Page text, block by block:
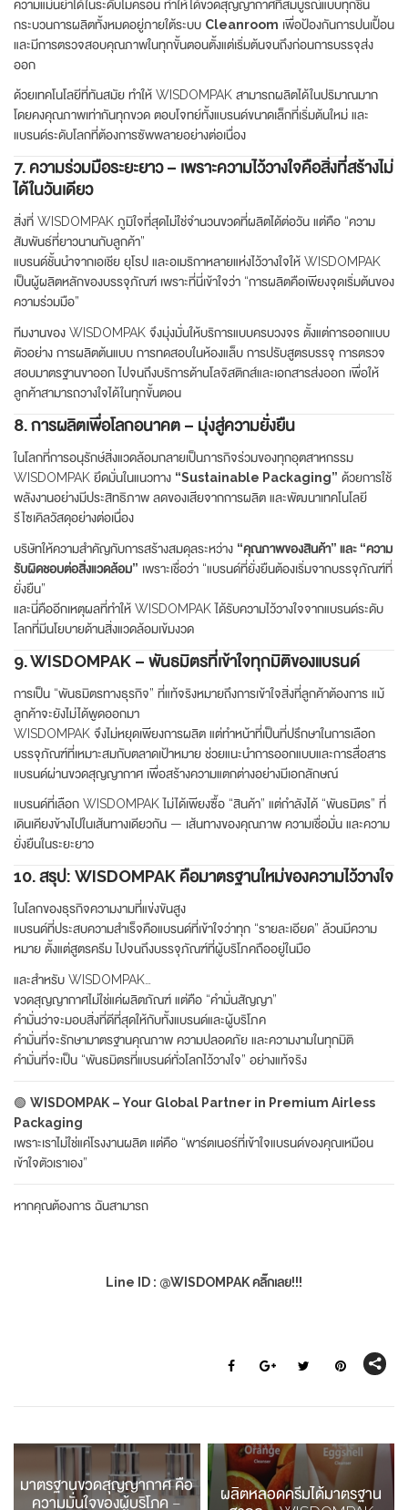
ความแม่นยำได้ในระดับไมครอน ทำให้ได้ขวดสุญญากาศที่สมบูรณ์แบบทุกชิ้น
กระบวนการผลิตทั้งหมดอยู่ภายใต้ระบบ Cleanroom เพื่อป้องกันการปนเปื้อน
และมีการตรวจสอบคุณภาพในทุกขั้นตอนตั้งแต่เริ่มต้นจนถึงก่อนการบรรจุส่ง
ออก
ด้วยเทคโนโลยีที่ทันสมัย ทำให้ WISDOMPAK สามารถผลิตได้ในปริมาณมาก
โดยคงคุณภาพเท่ากันทุกขวด ตอบโจทย์ทั้งแบรนด์ขนาดเล็กที่เริ่มต้นใหม่ และ
แบรนด์ระดับโลกที่ต้องการซัพพลายอย่างต่อเนื่อง
7. ความร่วมมือระยะยาว – เพราะความไว้วางใจคือสิ่งที่สร้างไม่
ได้ในวันเดียว
สิ่งที่ WISDOMPAK ภูมิใจที่สุดไม่ใช่จำนวนขวดที่ผลิตได้ต่อวัน แต่คือ “ความ
สัมพันธ์ที่ยาวนานกับลูกค้า”
แบรนด์ชั้นนำจากเอเชีย ยุโรป และอเมริกาหลายแห่งไว้วางใจให้ WISDOMPAK
เป็นผู้ผลิตหลักของบรรจุภัณฑ์ เพราะที่นี่เข้าใจว่า “การผลิตคือเพียงจุดเริ่มต้นของ
ความร่วมมือ”
ทีมงานของ WISDOMPAK จึงมุ่งมั่นให้บริการแบบครบวงจร ตั้งแต่การออกแบบ
ตัวอย่าง การผลิตต้นแบบ การทดสอบในห้องแล็บ การปรับสูตรบรรจุ การตรวจ
สอบมาตรฐานขาออก ไปจนถึงบริการด้านโลจิสติกส์และเอกสารส่งออก เพื่อให้
ลูกค้าสามารถวางใจได้ในทุกขั้นตอน
8. การผลิตเพื่อโลกอนาคต – มุ่งสู่ความยั่งยืน
ในโลกที่การอนุรักษ์สิ่งแวดล้อมกลายเป็นภารกิจร่วมของทุกอุตสาหกรรม
WISDOMPAK ยึดมั่นในแนวทาง “Sustainable Packaging” ด้วยการใช้
พลังงานอย่างมีประสิทธิภาพ ลดของเสียจากการผลิต และพัฒนาเทคโนโลยี
รีไซเคิลวัสดุอย่างต่อเนื่อง
บริษัทให้ความสำคัญกับการสร้างสมดุลระหว่าง “คุณภาพของสินค้า” และ “ความ
รับผิดชอบต่อสิ่งแวดล้อม” เพราะเชื่อว่า “แบรนด์ที่ยั่งยืนต้องเริ่มจากบรรจุภัณฑ์ที่
ยั่งยืน”
และนี่คืออีกเหตุผลที่ทำให้ WISDOMPAK ได้รับความไว้วางใจจากแบรนด์ระดับ
โลกที่มีนโยบายด้านสิ่งแวดล้อมเข้มงวด
9. WISDOMPAK – พันธมิตรที่เข้าใจทุกมิติของแบรนด์
การเป็น “พันธมิตรทางธุรกิจ” ที่แท้จริงหมายถึงการเข้าใจสิ่งที่ลูกค้าต้องการ แม้
ลูกค้าจะยังไม่ได้พูดออกมา
WISDOMPAK จึงไม่หยุดเพียงการผลิต แต่ทำหน้าที่เป็นที่ปรึกษาในการเลือก
บรรจุภัณฑ์ที่เหมาะสมกับตลาดเป้าหมาย ช่วยแนะนำการออกแบบและการสื่อสาร
แบรนด์ผ่านขวดสุญญากาศ เพื่อสร้างความแตกต่างอย่างมีเอกลักษณ์
แบรนด์ที่เลือก WISDOMPAK ไม่ได้เพียงซื้อ “สินค้า” แต่กำลังได้ “พันธมิตร” ที่
เดินเคียงข้างไปในเส้นทางเดียวกัน — เส้นทางของคุณภาพ ความเชื่อมั่น และความ
ยั่งยืนในระยะยาว
10. สรุป: WISDOMPAK คือมาตรฐานใหม่ของความไว้วางใจ
ในโลกของธุรกิจความงามที่แข่งขันสูง
แบรนด์ที่ประสบความสำเร็จคือแบรนด์ที่เข้าใจว่าทุก “รายละเอียด” ล้วนมีความ
หมาย ตั้งแต่สูตรครีม ไปจนถึงบรรจุภัณฑ์ที่ผู้บริโภคถืออยู่ในมือ
และสำหรับ WISDOMPAK…
ขวดสุญญากาศไม่ใช่แค่ผลิตภัณฑ์ แต่คือ “คำมั่นสัญญา”
คำมั่นว่าจะมอบสิ่งที่ดีที่สุดให้กับทั้งแบรนด์และผู้บริโภค
คำมั่นที่จะรักษามาตรฐานคุณภาพ ความปลอดภัย และความงามในทุกมิติ
คำมั่นที่จะเป็น “พันธมิตรที่แบรนด์ทั่วโลกไว้วางใจ” อย่างแท้จริง
🟢 WISDOMPAK – Your Global Partner in Premium Airless
Packaging
เพราะเราไม่ใช่แค่โรงงานผลิต แต่คือ “พาร์ตเนอร์ที่เข้าใจแบรนด์ของคุณเหมือน
เข้าใจตัวเราเอง”
หากคุณต้องการ ฉันสามารถ
Line ID : @WISDOMPAK คลิ๊กเลย!!!
ผลิตหลอดครีมได้มาตรฐาน
มาตรฐานขวดสุญญากาศ คือ
ความมั่นใจของผู้บริโภค –